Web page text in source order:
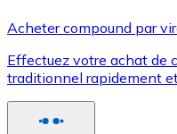
Utilisez les cartes
Acheter avec carte
Acheter compound par
Effectuez votre achat de
traditionnel rapidement